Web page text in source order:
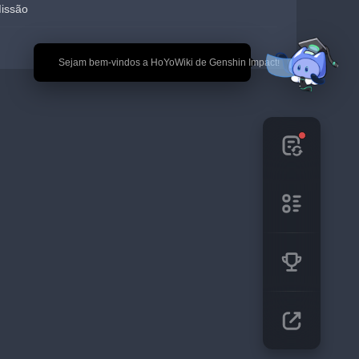
🎉 Sejam bem-vindos a HoYoWiki de Genshin Impact!